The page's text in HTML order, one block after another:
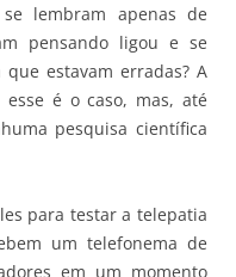
lembram apenas de
pensando ligou e se
estavam erradas? A
é o caso, mas, até
pesquisa científica
para testar a telepatia
um telefonema de
em um momento